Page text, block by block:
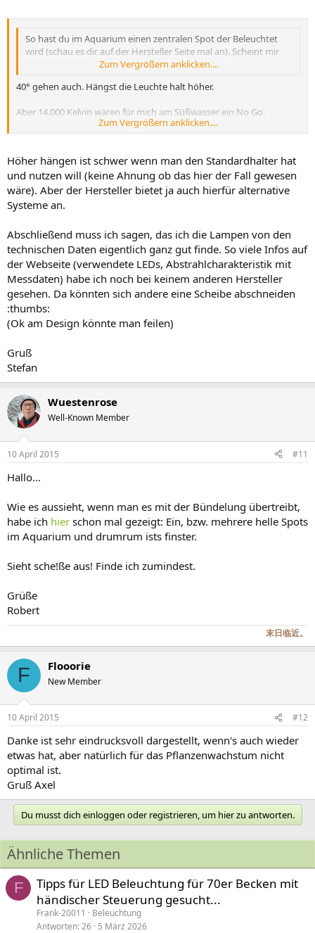
So hast du im Aquarium einen zentralen Spot der Beleuchtet
wird (schau es dir auf der Hersteller Seite mal an). Scheint mir
damit eher eine ungeeignete Lampe zu sein.
Zum Vergrößern anklicken....
40° gehen auch. Hängst die Leuchte halt höher.
Aber 14.000 Kelvin wären für mich am Süßwasser ein No Go.
Grüße, Markus
Zum Vergrößern anklicken....
Höher hängen ist schwer wenn man den Standardhalter hat
und nutzen will (keine Ahnung ob das hier der Fall gewesen
wäre). Aber der Hersteller bietet ja auch hierfür alternative
Systeme an.
Abschließend muss ich sagen, das ich die Lampen von den
technischen Daten eigentlich ganz gut finde. So viele Infos auf
der Webseite (verwendete LEDs, Abstrahlcharakteristik mit
Messdaten) habe ich noch bei keinem anderen Hersteller
gesehen. Da könnten sich andere eine Scheibe abschneiden
:thumbs:
(Ok am Design könnte man feilen)
Gruß
Stefan
Wuestenrose
Well-Known Member
10 April 2015 #11
Hallo...
Wie es aussieht, wenn man es mit der Bündelung übertreibt,
habe ich hier schon mal gezeigt: Ein, bzw. mehrere helle Spots
im Aquarium und drumrum ists finster.
Sieht sche!ße aus! Finde ich zumindest.
Grüße
Robert
末日临近。
F Flooorie
New Member
10 April 2015 #12
Danke ist sehr eindrucksvoll dargestellt, wenn's auch wieder
etwas hat, aber natürlich für das Pflanzenwachstum nicht
optimal ist.
Gruß Axel
Du musst dich einloggen oder registrieren, um hier zu antworten.
Ähnliche Themen
F
Tipps für LED Beleuchtung für 70er Becken mit
händischer Steuerung gesucht...
Frank-20011
Beleuchtung
Antworten 26 5 März 2026